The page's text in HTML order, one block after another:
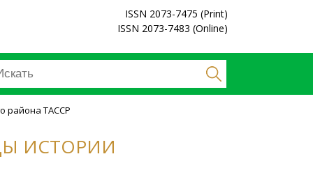
ISSN 2073-7475 (Print)
ISSN 2073-7483 (Online)
района ТАССР
ИСТОРИИ